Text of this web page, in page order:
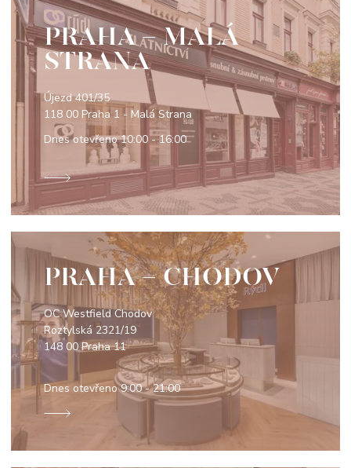
PRAHA - MALÁ
STRANA
Újezd 401/35
118 00 Praha 1 - Malá Strana
Dnes otevřeno10:00 - 16:00
PRAHA - CHODOV
OC Westfield Chodov
Roztylská 2321/19
148 00 Praha 11
Dnes otevřeno9:00 - 21:00